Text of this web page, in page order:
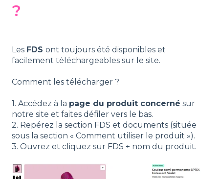
?
Les FDS ont toujours été disponibles et
facilement téléchargeables sur le site.
Comment les télécharger ?
1. Accédez à la page du produit concerné sur
notre site et faites défiler vers le bas.
2. Repérez la section FDS et documents (située
sous la section « Comment utiliser le produit »).
3. Ouvrez et cliquez sur FDS + nom du produit.